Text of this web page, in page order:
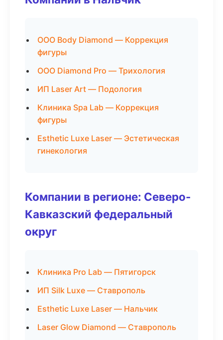
ООО Body Diamond — Коррекция
фигуры
ООО Diamond Pro — Трихология
ИП Laser Art — Подология
Клиника Spa Lab — Коррекция
фигуры
Esthetic Luxe Laser — Эстетическая
гинекология
Компании в регионе: Северо-
Кавказский федеральный
округ
Клиника Pro Lab — Пятигорск
ИП Silk Luxe — Ставрополь
Esthetic Luxe Laser — Нальчик
Laser Glow Diamond — Ставрополь